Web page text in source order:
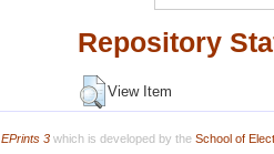
Repository
View Item
EPrints 3which is developed by the School of